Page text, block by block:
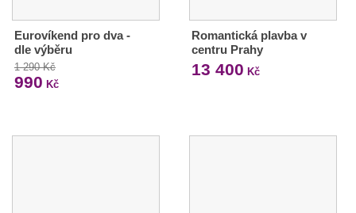
Eurovíkend pro dva -
dle výběru
1 290 Kč
990 Kč
Romantická plavba v
centru Prahy
13 400 Kč